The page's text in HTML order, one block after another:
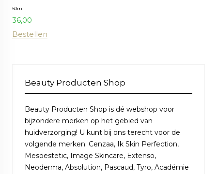
50ml
36,00
Bestellen
Beauty Producten Shop
Beauty Producten Shop is dé webshop voor
bijzondere merken op het gebied van
huidverzorging! U kunt bij ons terecht voor de
volgende merken: Cenzaa, Ik Skin Perfection,
Mesoestetic, Image Skincare, Extenso,
Neoderma, Absolution, Pascaud, Tyro, Académie